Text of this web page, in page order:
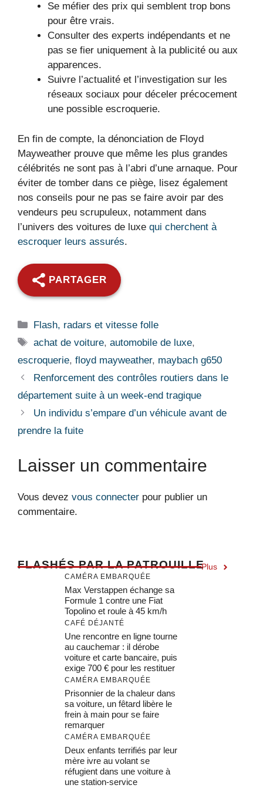
Se méfier des prix qui semblent trop bons
pour être vrais.
Consulter des experts indépendants et ne
pas se fier uniquement à la publicité ou aux
apparences.
Suivre l’actualité et l’investigation sur les
réseaux sociaux pour déceler précocement
une possible escroquerie.
En fin de compte, la dénonciation de Floyd
Mayweather prouve que même les plus grandes
célébrités ne sont pas à l’abri d’une arnaque. Pour
éviter de tomber dans ce piège, lisez également
nos conseils pour ne pas se faire avoir par des
vendeurs peu scrupuleux, notamment dans
l’univers des voitures de luxe qui cherchent à
escroquer leurs assurés.
PARTAGER
Catégories
Flash, radars et vitesse folle
Étiquettes
achat de voiture,automobile de luxe,
escroquerie, floyd mayweather, maybach g650
Renforcement des contrôles routiers dans le
département suite à un week-end tragique
Un individu s’empare d’un véhicule avant de
prendre la fuite
Laisser un commentaire
Vous devez vous connecter pour publier un
commentaire.
FLASHÉS PAR LA PATROUILLEPlus
CAMÉRA EMBARQUÉE
Max Verstappen échange sa
Formule 1 contre une Fiat
Topolino et roule à 45 km/h
CAFÉ DÉJANTÉ
Une rencontre en ligne tourne
au cauchemar : il dérobe
voiture et carte bancaire, puis
exige 700 € pour les restituer
CAMÉRA EMBARQUÉE
Prisonnier de la chaleur dans
sa voiture, un fêtard libère le
frein à main pour se faire
remarquer
CAMÉRA EMBARQUÉE
Deux enfants terrifiés par leur
mère ivre au volant se
réfugient dans une voiture à
une station-service